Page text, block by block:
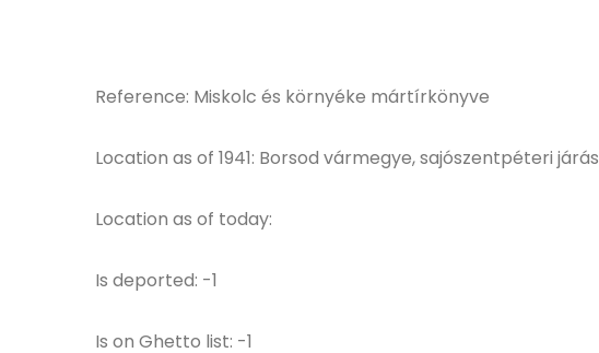
Reference: Miskolc és környéke mártírkönyve
Location as of 1941: Borsod vármegye, sajószentpéteri járás
Location as of today:
Is deported: -1
Is on Ghetto list: -1